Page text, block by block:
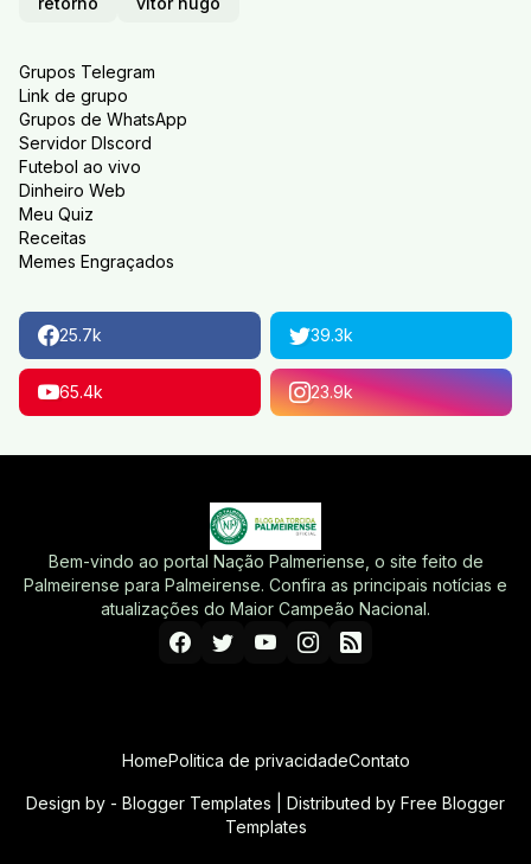
Grupos Telegram
Link de grupo
Grupos de WhatsApp
Servidor DIscord
Futebol ao vivo
Dinheiro Web
Meu Quiz
Receitas
Memes Engraçados
25.7k 39.3k
65.4k 23.9k
Bem-vindo ao portal Nação Palmeriense, o site feito de
Palmeirense para Palmeirense. Confira as principais notícias e
atualizações do Maior Campeão Nacional.
Design by - Blogger Templates | Distributed by Free Blogger
Templates
HomePolitica de privacidadeContato